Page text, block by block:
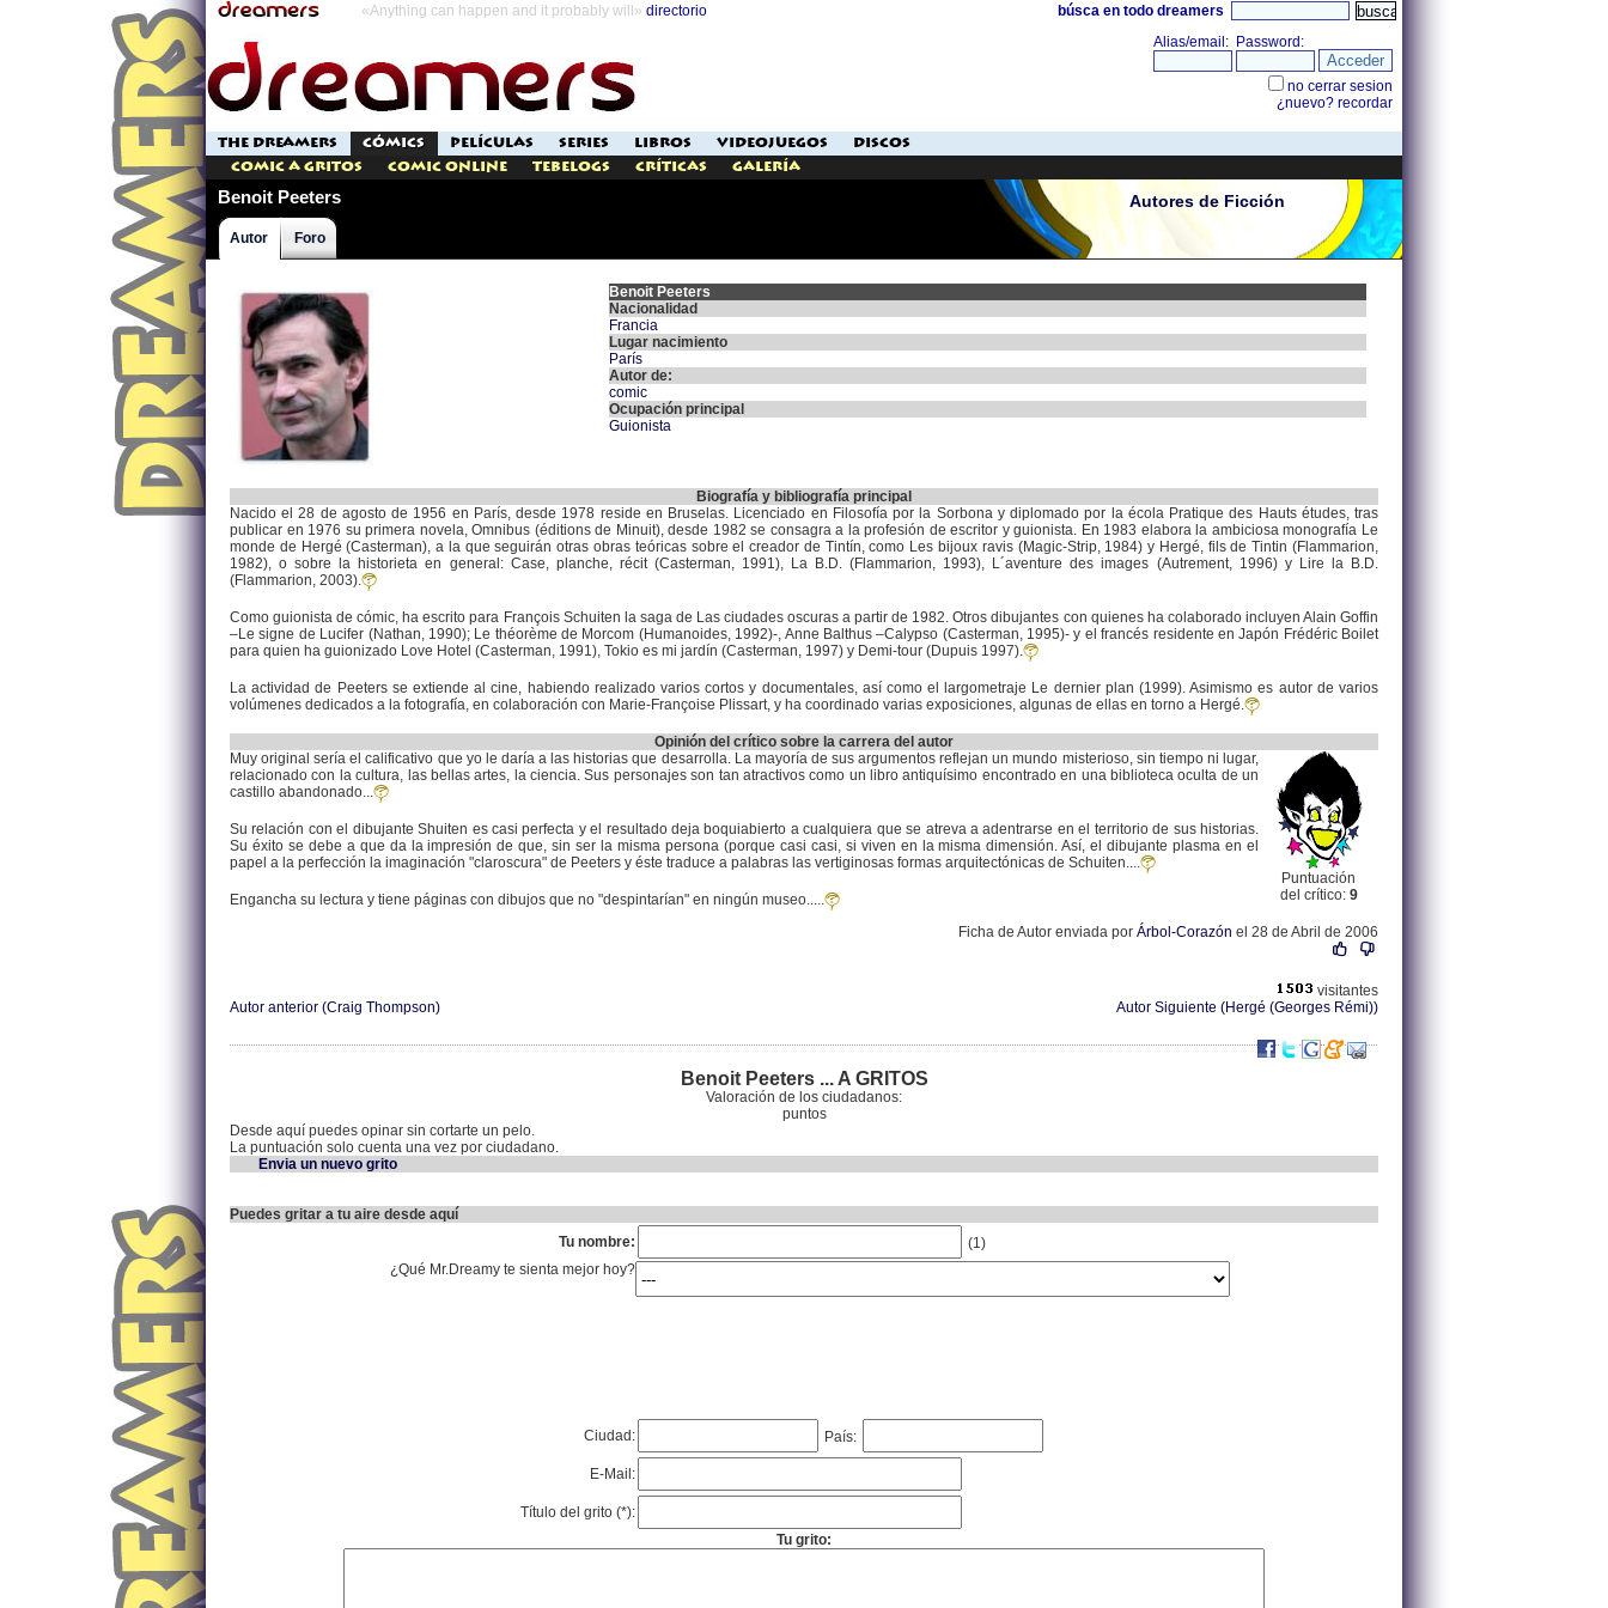
«Anything can happen and it probably will» directorio búsca en todo dreamers
THE DREAMERS CÓMICS PELÍCULAS SERIES LIBROS VIDEOJUEGOS
DISCOS
Comic a Gritos
Comic Online Tebelogs Críticas Galería
Benoit Peeters Autores de Ficción
Autor Foro
Benoit Peeters
Nacionalidad
Francia
Lugar nacimiento
París
Autor de:
comic
Ocupación principal
Guionista
Biografía y bibliografía principal
Nacido el 28 de agosto de 1956 en París, desde 1978 reside en Bruselas. Licenciado en Filosofía por la Sorbona y diplomado por la écola Pratique des Hauts études, tras
publicar en 1976 su primera novela, Omnibus (éditions de Minuit), desde 1982 se consagra a la profesión de escritor y guionista. En 1983 elabora la ambiciosa monografía Le
monde de Hergé (Casterman), a la que seguirán otras obras teóricas sobre el creador de Tintín, como Les bijoux ravis (Magic-Strip, 1984) y Hergé, fils de Tintin (Flammarion,
1982), o sobre la historieta en general: Case, planche, récit (Casterman, 1991), La B.D. (Flammarion, 1993), L´aventure des images (Autrement, 1996) y Lire la B.D.
(Flammarion, 2003).
Como guionista de cómic, ha escrito para François Schuiten la saga de Las ciudades oscuras a partir de 1982. Otros dibujantes con quienes ha colaborado incluyen Alain Goffin
–Le signe de Lucifer (Nathan, 1990); Le théorème de Morcom (Humanoides, 1992)-, Anne Balthus –Calypso (Casterman, 1995)- y el francés residente en Japón Frédéric Boilet
para quien ha guionizado Love Hotel (Casterman, 1991), Tokio es mi jardín (Casterman, 1997) y Demi-tour (Dupuis 1997).
La actividad de Peeters se extiende al cine, habiendo realizado varios cortos y documentales, así como el largometraje Le dernier plan (1999). Asimismo es autor de varios
volúmenes dedicados a la fotografía, en colaboración con Marie-Françoise Plissart, y ha coordinado varias exposiciones, algunas de ellas en torno a Hergé.
Opinión del crítico sobre la carrera del autor
Puntuación
del crítico: 9
Muy original sería el calificativo que yo le daría a las historias que desarrolla. La mayoría de sus argumentos reflejan un mundo misterioso, sin tiempo ni lugar,
relacionado con la cultura, las bellas artes, la ciencia. Sus personajes son tan atractivos como un libro antiquísimo encontrado en una biblioteca oculta de un
castillo abandonado...
Su relación con el dibujante Shuiten es casi perfecta y el resultado deja boquiabierto a cualquiera que se atreva a adentrarse en el territorio de sus historias.
Su éxito se debe a que da la impresión de que, sin ser la misma persona (porque casi casi, si viven en la misma dimensión. Así, el dibujante plasma en el
papel a la perfección la imaginación "claroscura" de Peeters y éste traduce a palabras las vertiginosas formas arquitectónicas de Schuiten....
Engancha su lectura y tiene páginas con dibujos que no "despintarían" en ningún museo.....
Ficha de Autor enviada por Árbol-Corazón el 28 de Abril de 2006
visitantes
Autor anterior (Craig Thompson)
Autor Siguiente (Hergé (Georges Rémi))
Benoit Peeters ... A GRITOS
Valoración de los ciudadanos:
puntos
Desde aquí puedes opinar sin cortarte un pelo.
La puntuación solo cuenta una vez por ciudadano.
Envia un nuevo grito
Puedes gritar a tu aire desde aquí
Tu nombre:
(1)
¿Qué Mr.Dreamy te sienta mejor hoy?
Ciudad: País:
E-Mail:
Título del grito (*):
Tu grito: